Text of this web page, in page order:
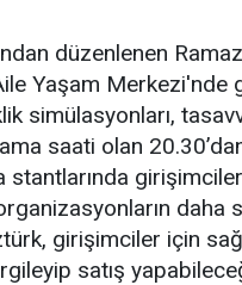
düzenlenen
Yaşam
simülasyonları,
saati olan
daha
girişimciler için
satış